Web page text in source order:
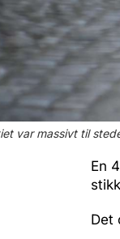
var massivt til
En
Det